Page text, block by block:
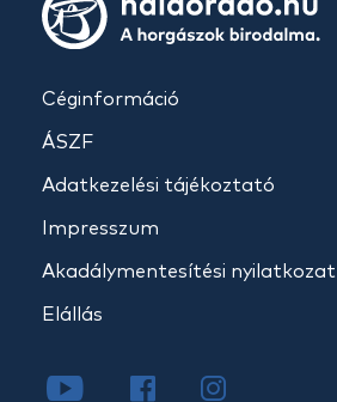
Céginformáció
ÁSZF
Adatkezelési tájékoztató
Impresszum
Akadálymentesítési nyilatkozat
Elállás